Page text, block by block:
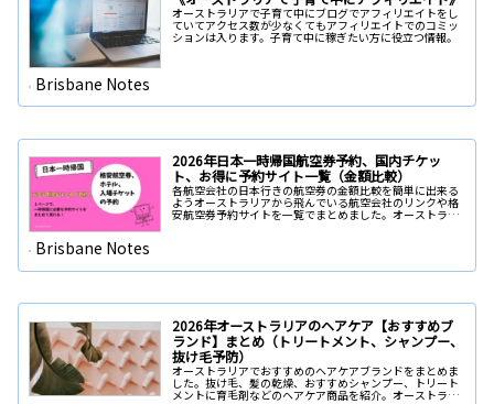
オーストラリアで子育て中にブログでアフィリエイトをし
ていてアクセス数が少なくてもアフィリエイトでのコミッ
ションは入ります。子育て中に稼ぎたい方に役立つ情報。
Brisbane Notes
2026年日本一時帰国航空券予約、国内チケッ
ト、お得に予約サイト一覧（金額比較）
各航空会社の日本行きの航空券の金額比較を簡単に出来る
ようオーストラリアから飛んでいる航空会社のリンクや格
安航空券予約サイトを一覧でまとめました。オーストラリ
Brisbane Notes
2026年オーストラリアのヘアケア【おすすめブ
ランド】まとめ（トリートメント、シャンプー、
抜け毛予防）
オーストラリアでおすすめのヘアケアブランドをまとめま
した。抜け毛、髪の乾燥、おすすめシャンプー、トリート
メントに育毛剤などのヘアケア商品を紹介。オーストラリ